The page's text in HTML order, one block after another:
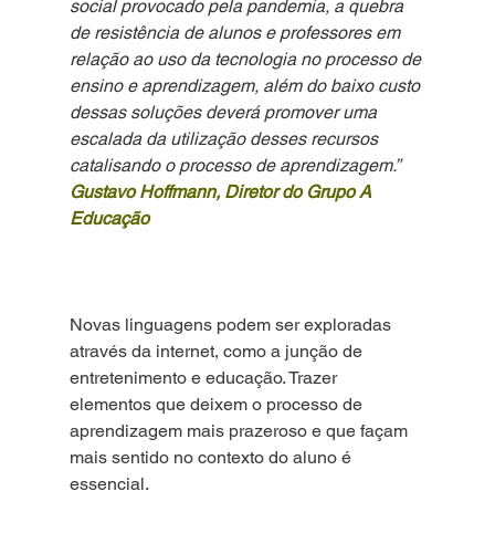
social provocado pela pandemia, a quebra
de resistência de alunos e professores em
relação ao uso da tecnologia no processo de
ensino e aprendizagem, além do baixo custo
dessas soluções deverá promover uma
escalada da utilização desses recursos
catalisando o processo de aprendizagem.”
Gustavo Hoffmann, Diretor do Grupo A
Educação
Novas linguagens podem ser exploradas
através da internet, como a junção de
entretenimento e educação. Trazer
elementos que deixem o processo de
aprendizagem mais prazeroso e que façam
mais sentido no contexto do aluno é
essencial.